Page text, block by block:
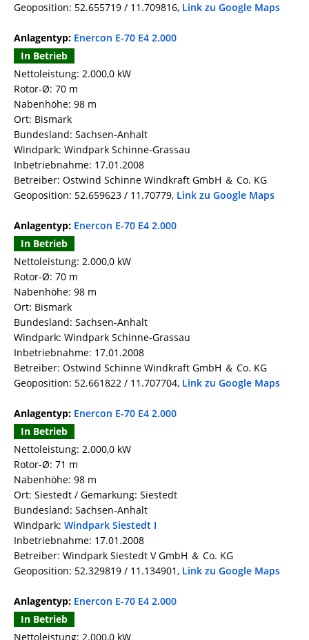
Geoposition: 52.655719 / 11.709816, Link zu Google Maps
Anlagentyp: Enercon E-70 E4 2.000
In Betrieb
Nettoleistung: 2.000,0 kW
Rotor-Ø: 70 m
Nabenhöhe: 98 m
Ort: Bismark
Bundesland: Sachsen-Anhalt
Windpark: Windpark Schinne-Grassau
Inbetriebnahme: 17.01.2008
Betreiber: Ostwind Schinne Windkraft GmbH ＆ Co. KG
Geoposition: 52.659623 / 11.70779, Link zu Google Maps
Anlagentyp: Enercon E-70 E4 2.000
In Betrieb
Nettoleistung: 2.000,0 kW
Rotor-Ø: 70 m
Nabenhöhe: 98 m
Ort: Bismark
Bundesland: Sachsen-Anhalt
Windpark: Windpark Schinne-Grassau
Inbetriebnahme: 17.01.2008
Betreiber: Ostwind Schinne Windkraft GmbH ＆ Co. KG
Geoposition: 52.661822 / 11.707704, Link zu Google Maps
Anlagentyp: Enercon E-70 E4 2.000
In Betrieb
Nettoleistung: 2.000,0 kW
Rotor-Ø: 71 m
Nabenhöhe: 98 m
Ort: Siestedt / Gemarkung: Siestedt
Bundesland: Sachsen-Anhalt
Windpark: Windpark Siestedt I
Inbetriebnahme: 17.01.2008
Betreiber: Windpark Siestedt V GmbH ＆ Co. KG
Geoposition: 52.329819 / 11.134901, Link zu Google Maps
Anlagentyp: Enercon E-70 E4 2.000
In Betrieb
Nettoleistung: 2.000,0 kW